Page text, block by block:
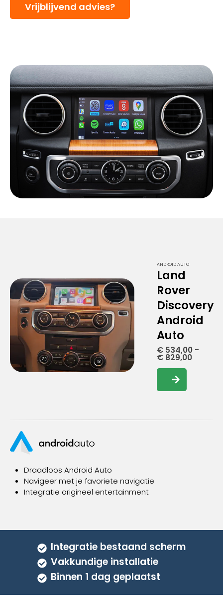
Vrijblijvend advies?
ANDROID AUTO
Land
Rover
Discovery
Android
Auto
€ 534,00 -
€ 829,00
Dit
product
variaties.
Draadloos Android Auto
Navigeer met je favoriete navigatie
Integratie origineel entertainment
Integratie bestaand scherm
Vakkundige installatie
Binnen 1 dag geplaatst